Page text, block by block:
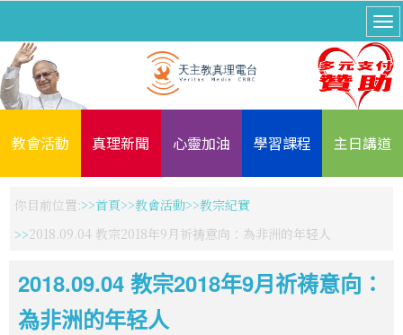
教會活動 真理新聞 心靈加油 學習課程 主日講道
你目前位置: 首頁 教會活動
教宗紀實
2018.09.04 教宗2018年9月祈祷意向：為非洲的年轻人
2018.09.04 教宗2018年9月祈祷意向：
為非洲的年轻人